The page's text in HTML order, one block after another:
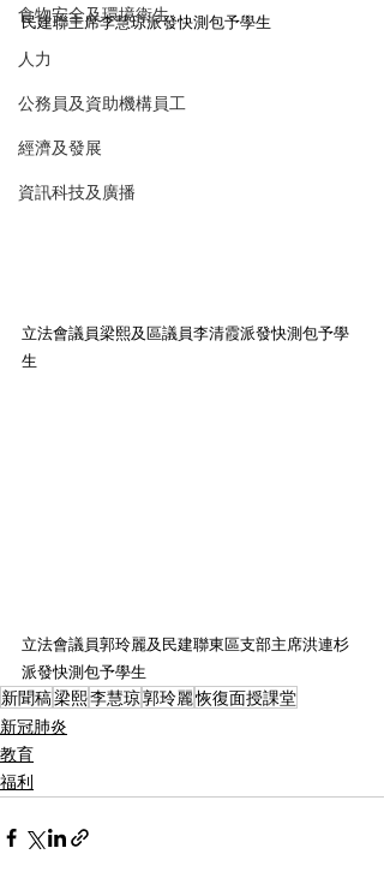
食物安全及環境衛生
人力
公務員及資助機構員工
經濟及發展
資訊科技及廣播
民建聯主席李慧琼派發快測包予學生
立法會議員梁熙及區議員李清霞派發快測包予學
生
立法會議員郭玲麗及民建聯東區支部主席洪連杉
派發快測包予學生
新聞稿梁熙李慧琼郭玲麗恢復面授課堂
新冠肺炎
教育
福利